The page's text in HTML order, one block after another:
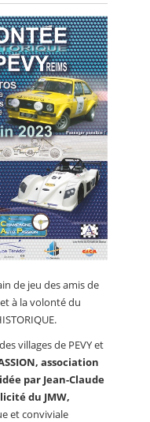
de jeu des amis de
à la volonté du
villages de PEVY et
association
par Jean-Claude
du JMW,
et conviviale